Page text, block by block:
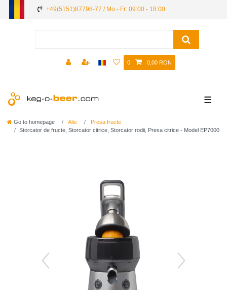
+49(5151)87798-77 / Mo - Fr: 09:00 - 18:00
0 0,00 RON
☰
Go to homepage Alte
Presa fructe
Storcator de fructe, Storcator citrice, Storcator rodii, Presa citrice - Model EP7000